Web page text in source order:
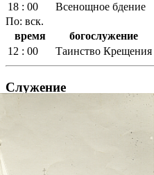
18 : 00
Всенощное бдение
По: вск.
время
богослужение
12 : 00
Таинство Крещения
Служение
Воскресная школа
фотогалерея